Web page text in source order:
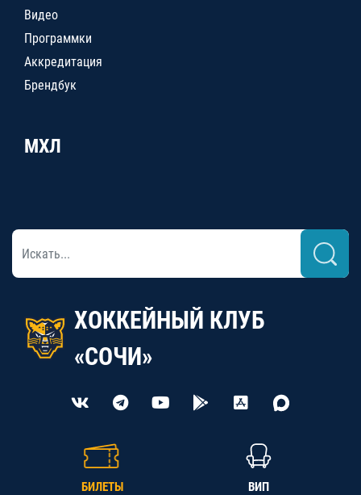
Видео
Программки
Аккредитация
Брендбук
МХЛ
ХОККЕЙНЫЙ КЛУБ
«СОЧИ»
БИЛЕТЫ ВИП